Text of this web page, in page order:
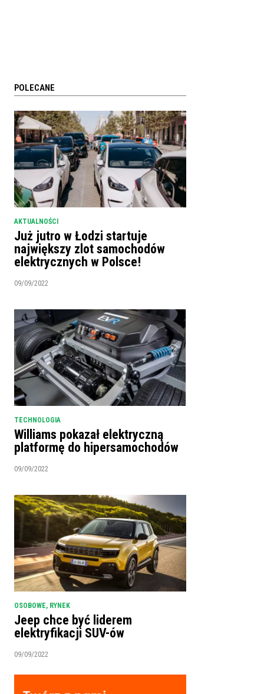
POLECANE
AKTUALNOŚCI
Już jutro w Łodzi startuje
największy zlot samochodów
elektrycznych w Polsce!
09/09/2022
TECHNOLOGIA
Williams pokazał elektryczną
platformę do hipersamochodów
09/09/2022
OSOBOWE, RYNEK
Jeep chce być liderem
elektryfikacji SUV-ów
09/09/2022